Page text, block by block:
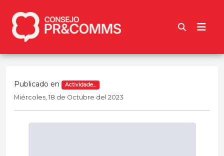
Publicado en Actividade...
Miércoles, 18 de Octubre del 2023